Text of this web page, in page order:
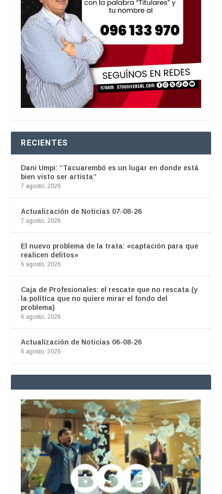
RECIENTES
Dani Umpi: “Tacuarembó es un lugar en donde está
bien visto ser artista”
7 agosto, 2026
Actualización de Noticias 07-08-26
7 agosto, 2026
El nuevo problema de la trata: «captación para que
realicen delitos»
6 agosto, 2026
Caja de Profesionales: el rescate que no rescata (y
la política que no quiere mirar el fondo del
problema)
6 agosto, 2026
Actualización de Noticias 06-08-26
6 agosto, 2026